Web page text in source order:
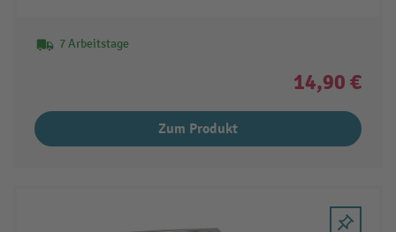
7 Arbeitstage
14,90 €
Zum Produkt